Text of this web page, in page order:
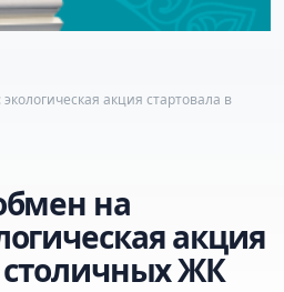
акция стартовала в
на
акция
столичных ЖК